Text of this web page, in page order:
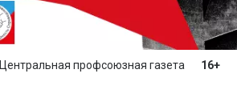
Центральная профсоюзная газета 16+